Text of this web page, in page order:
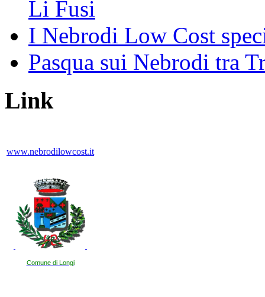
Li Fusi
I Nebrodi Low Cost
Pasqua sui Nebrodi tra
Link
www.nebrodilowcost.it
Comune di Longi